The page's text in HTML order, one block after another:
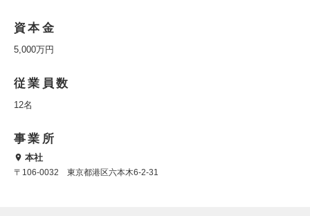
資本金
5,000万円
従業員数
12名
事業所
本社
〒106-0032 東京都港区六本木6-2-31